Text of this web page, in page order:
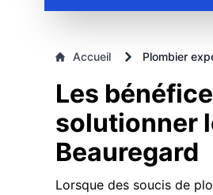
Accueil Plombier
Les
solutionner
Beauregard
Lorsque des soucis de